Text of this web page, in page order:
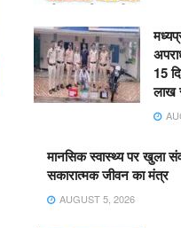
15
लाख
मानसिक स्वास्थ्य पर खुला
सकारात्मक जीवन का मंत्र
AUGUST 5, 2026